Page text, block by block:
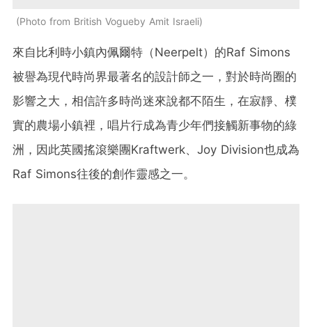
Photo from British Vogueby Amit Israeli
來自比利時小鎮內佩爾特（Neerpelt）的Raf Simons
被譽為現代時尚界最著名的設計師之一，對於時尚圈的
影響之大，相信許多時尚迷來說都不陌生，在寂靜、樸
實的農場小鎮裡，唱片行成為青少年們接觸新事物的綠
洲，因此英國搖滾樂團Kraftwerk、Joy Division也成為
Raf Simons往後的創作靈感之一。